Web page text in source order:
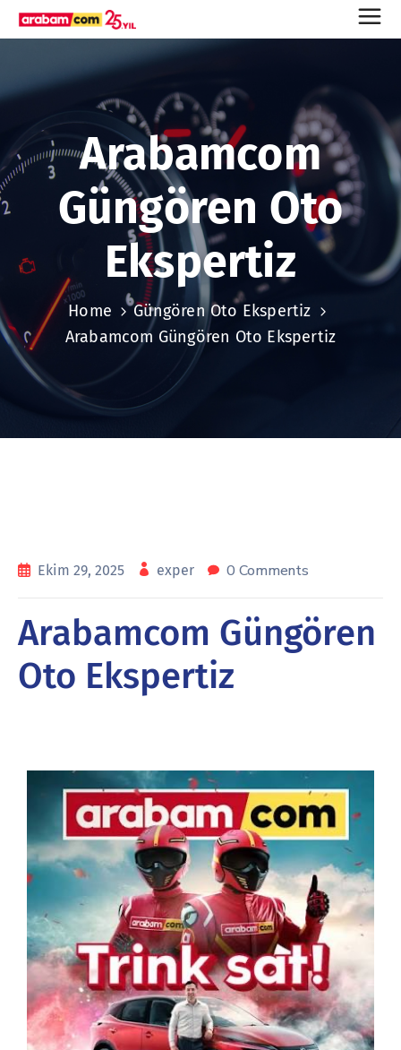
Arabamcom
Güngören Oto
Ekspertiz
Home
Güngören Oto Ekspertiz
Arabamcom Güngören Oto Ekspertiz
Ekim 29, 2025 exper 0 Comments
Arabamcom Güngören
Oto Ekspertiz